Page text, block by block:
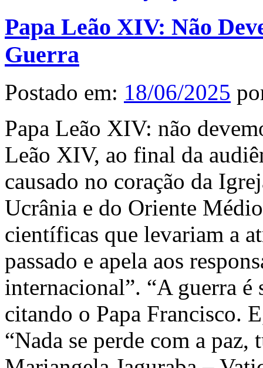
Papa Leão XIV: Não
Guerra
Postado em: 18/06/2025
Papa Leão XIV: não
Leão XIV, ao final da
causado no coração da
Ucrânia e do Oriente
científicas que levariam a
passado e apela aos
internacional”. “A guerra é
citando o Papa Francisco.
“Nada se perde com a paz,